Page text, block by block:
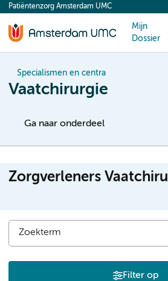
content
Patiëntenzorg Amsterdam UMC
Mijn
Dossier
Specialismen en centra
Vaatchirurgie
Ga naar onderdeel
Zorgverleners
Filter op